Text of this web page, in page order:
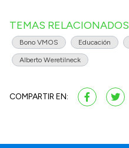
TEMAS RELACIONADOS
Bono VMOS Educación
Alberto Weretilneck
COMPARTIR EN: